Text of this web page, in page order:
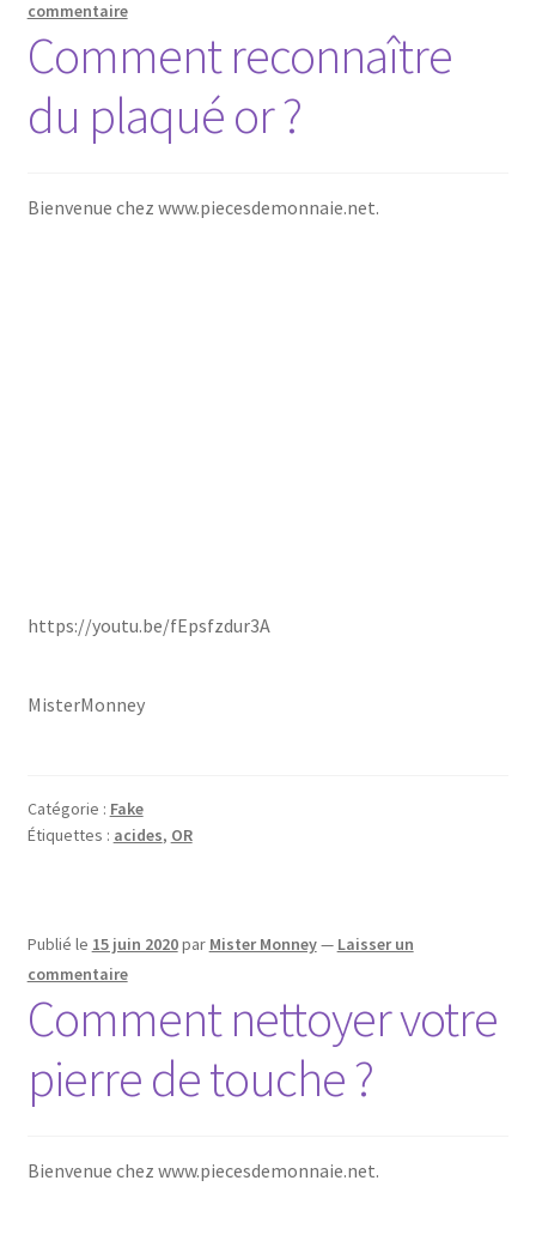
commentaire
Comment reconnaître
du plaqué or ?
Bienvenue chez www.piecesdemonnaie.net.
https://youtu.be/fEpsfzdur3A
MisterMonney
Catégorie : Fake
Étiquettes : acides, OR
Publié le 15 juin 2020par Mister Monney— Laisser un
commentaire
Comment nettoyer votre
pierre de touche ?
Bienvenue chez www.piecesdemonnaie.net.